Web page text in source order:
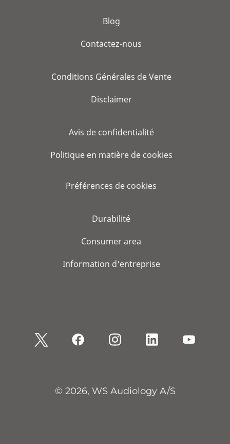
Blog
Contactez-nous
Conditions Générales de Vente
Disclaimer
Avis de confidentialité
Politique en matière de cookies
Préférences de cookies
Durabilité
Consumer area
Information d'entreprise
© 2026, WS Audiology A/S